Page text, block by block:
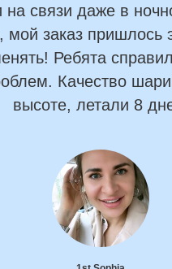
на связи даже в
мой заказ пришлось
Ребята
Качество
высоте, летали 8